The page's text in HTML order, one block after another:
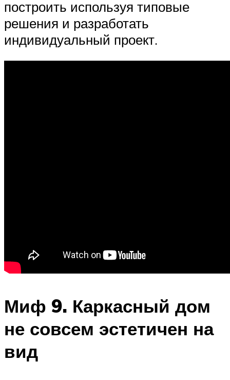
построить используя типовые
решения и разработать
индивидуальный проект.
Миф 9. Каркасный дом
не совсем эстетичен на
вид